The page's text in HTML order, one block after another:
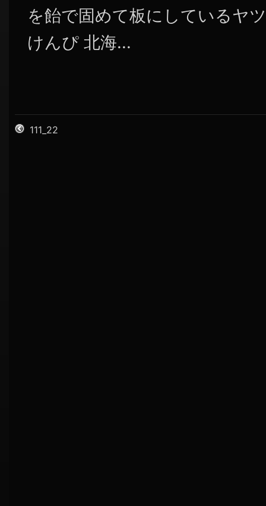
を飴で固めて板にしているヤ
けんぴ 北海...
111_22